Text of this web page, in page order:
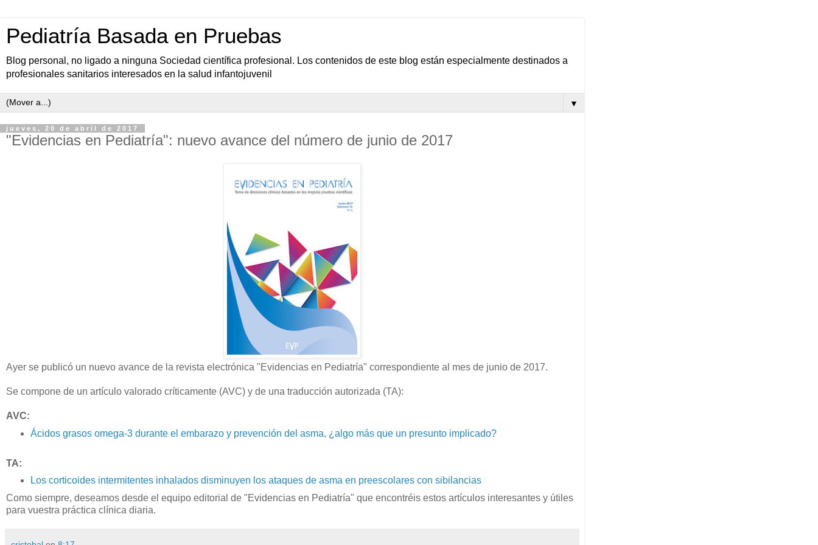
Pediatría Basada en Pruebas
Blog personal, no ligado a ninguna Sociedad científica profesional. Los contenidos de este blog están especialmente destinados a
profesionales sanitarios interesados en la salud infantojuvenil
▼
jueves, 20 de abril de 2017
"Evidencias en Pediatría": nuevo avance del número de junio de 2017
Ayer se publicó un nuevo avance de la revista electrónica "Evidencias en Pediatría" correspondiente al mes de junio de 2017.
Se compone de un artículo valorado críticamente (AVC) y de una traducción autorizada (TA):
AVC:
Ácidos grasos omega-3 durante el embarazo y prevención del asma, ¿algo más que un presunto implicado?
TA:
Los corticoides intermitentes inhalados disminuyen los ataques de asma en preescolares con sibilancias
Como siempre, deseamos desde el equipo editorial de "Evidencias en Pediatría" que encontréis estos artículos interesantes y útiles
para vuestra práctica clínica diaria.